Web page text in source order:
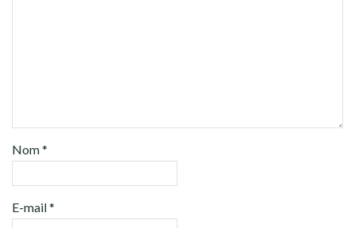
Nom*
E-mail*